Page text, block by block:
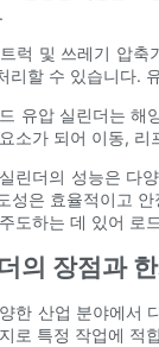
럭 및 쓰레기 압
리할 수 있습니다.
유압 실린더는 해
소가 되어 이동,
린더의 성능은 다
성은 효율적이고
도하는 데 있어 로
의 장점과 한
한 산업 분야에서
로 특정 작업에 적